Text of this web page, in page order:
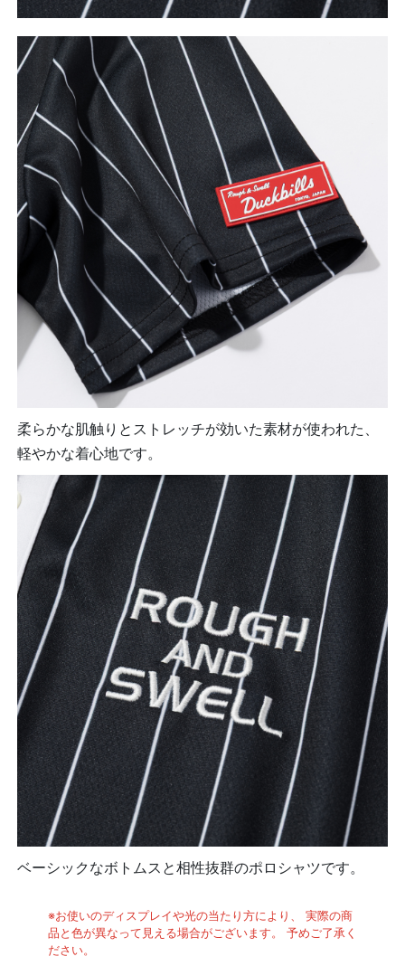
柔らかな肌触りとストレッチが効いた素材が使われた、
軽やかな着心地です。
ベーシックなボトムスと相性抜群のポロシャツです。
※お使いのディスプレイや光の当たり方により、 実際の商
品と色が異なって見える場合がございます。 予めご了承く
ださい。